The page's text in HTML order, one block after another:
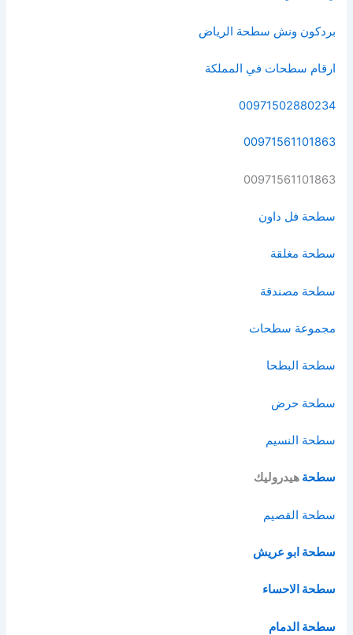
بردكون ونش سطحة الرياض
ارقام سطحات في المملكة
00971502880234
00971561101863
00971561101863
سطحة فل داون
سطحة مغلقة
سطحة مصندقة
مجموعة سطحات
سطحة البطحا
سطحة حرض
سطحة النسيم
سطحة هيدروليك
سطحة القصيم
سطحة ابو عريش
سطحة الاحساء
سطحة الدمام